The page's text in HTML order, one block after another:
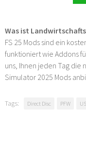
Was ist
FS 25 Mods sind ein
funktioniert wie Addons
uns, Ihnen jeden Tag
Simulator 2025 Mods
Tags: Direct Disc PFW US